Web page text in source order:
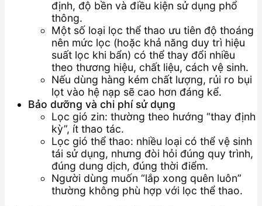
định, độ bền và điều kiện sử dụng phổ
thông.
Một số loại lọc thể thao ưu tiên độ thoáng
nên mức lọc (hoặc khả năng duy trì hiệu
suất lọc khi bẩn) có thể thay đổi nhiều
theo thương hiệu, chất liệu, cách vệ sinh.
Nếu dùng hàng kém chất lượng, rủi ro bụi
lọt vào hệ nạp sẽ cao hơn đáng kể.
Bảo dưỡng và chi phí sử dụng
Lọc gió zin: thường theo hướng “thay định
kỳ”, ít thao tác.
Lọc gió thể thao: nhiều loại có thể vệ sinh
tái sử dụng, nhưng đòi hỏi đúng quy trình,
đúng dung dịch, đúng thời điểm.
Người dùng muốn “lắp xong quên luôn”
thường không phù hợp với lọc thể thao.